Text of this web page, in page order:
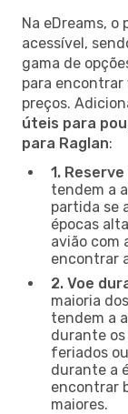
Na eDreams, o
acessível,
gama de
para encontrar
preços.
úteis para
para Raglan:
1.
tendem a
partida se
épocas
avião com
encontrar
2. Voe
maioria
tendem a
durante os
feriados
durante a
encontrar
maiores.